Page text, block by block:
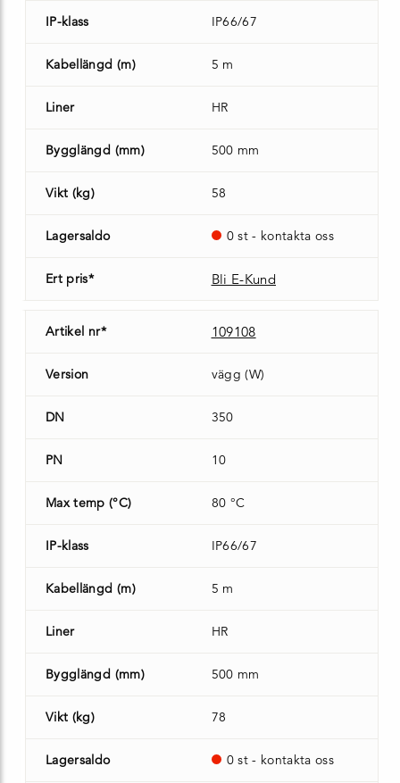
IP-klass IP66/67
Kabellängd (m) 5 m
Liner HR
Bygglängd (mm) 500 mm
Vikt (kg) 58
Lagersaldo 0 st - kontakta oss
Ert pris* Bli E-Kund
Artikel nr* 109108
Version vägg (W)
DN 350
PN 10
Max temp (°C) 80 °C
IP-klass IP66/67
Kabellängd (m) 5 m
Liner HR
Bygglängd (mm) 500 mm
Vikt (kg) 78
Lagersaldo 0 st - kontakta oss